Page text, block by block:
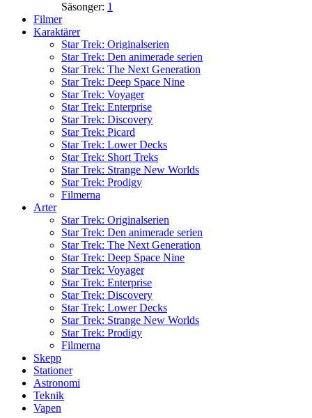
Säsonger: 1
Filmer
Karaktärer
Star Trek: Originalserien
Star Trek: Den animerade serien
Star Trek: The Next Generation
Star Trek: Deep Space Nine
Star Trek: Voyager
Star Trek: Enterprise
Star Trek: Discovery
Star Trek: Picard
Star Trek: Lower Decks
Star Trek: Short Treks
Star Trek: Strange New Worlds
Star Trek: Prodigy
Filmerna
Arter
Star Trek: Originalserien
Star Trek: Den animerade serien
Star Trek: The Next Generation
Star Trek: Deep Space Nine
Star Trek: Voyager
Star Trek: Enterprise
Star Trek: Discovery
Star Trek: Lower Decks
Star Trek: Strange New Worlds
Star Trek: Prodigy
Filmerna
Skepp
Stationer
Astronomi
Teknik
Vapen